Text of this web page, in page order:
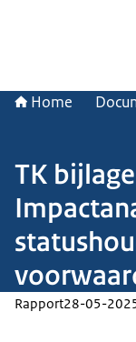
Home
TK
Rapport28-05-